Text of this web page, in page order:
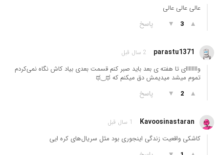
عالی عالی عالی
▲
3
▼ پاسخ
parastu1371 2 سال قبل
واااااااای تا هفته ی بعد باید صبر کنم قسمت بعدی بیاد کاش نگاه نمی‌کردم
تموم میشد میدیمش دق میکنم که ⁦ಥ⁠‿⁠ಥ⁩
▲
2
▼ پاسخ
Kavoosinastaran 1 سال قبل
کاشکی واقعیت زندگی اینجوری بود مثل سریال‌های کره ایی